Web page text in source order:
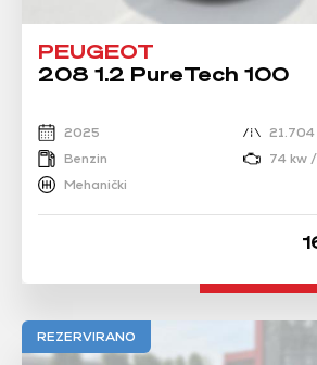
PEUGEOT
208 1.2 PureTech 100
2025
21.704
Benzin
74 kw
Mehanički
REZERVIRANO